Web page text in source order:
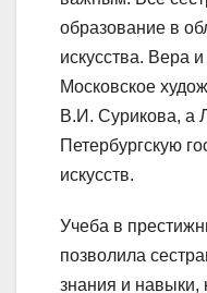
образование в
искусства. Вера
Московское
В.И. Сурикова, а
Петербургскую
искусств.
Учеба в
позволила
знания и навыки,